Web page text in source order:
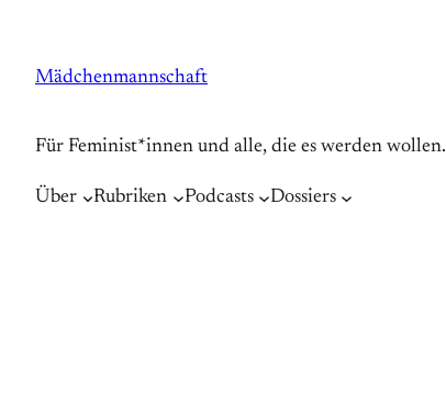
springen
Mädchenmannschaft
Für Feminist*innen und alle, die es werden wollen.
Über Rubriken Podcasts Dossiers